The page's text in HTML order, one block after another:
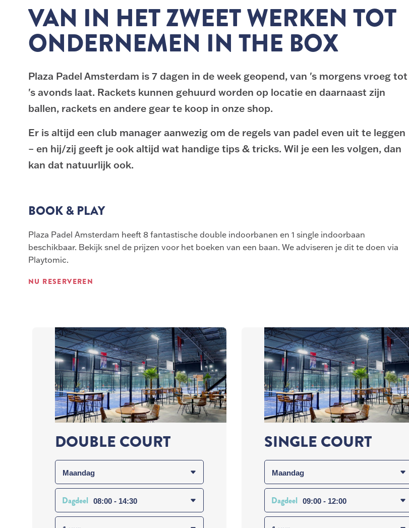
VAN IN HET ZWEET WERKEN TOT
ONDERNEMEN IN THE BOX
Plaza Padel Amsterdam is 7 dagen in de week geopend, van 's morgens vroeg tot
's avonds laat. Rackets kunnen gehuurd worden op locatie en daarnaast zijn
ballen, rackets en andere gear te koop in onze shop.
Er is altijd een club manager aanwezig om de regels van padel even uit te leggen
– en hij/zij geeft je ook altijd wat handige tips & tricks. Wil je een les volgen, dan
kan dat natuurlijk ook.
BOOK & PLAY
Plaza Padel Amsterdam heeft 8 fantastische double indoorbanen en 1 single indoorbaan
beschikbaar. Bekijk snel de prijzen voor het boeken van een baan. We adviseren je dit te doen via
Playtomic.
NU RESERVEREN
DOUBLE COURT
Dagdeel
SINGLE COURT
Dagdeel